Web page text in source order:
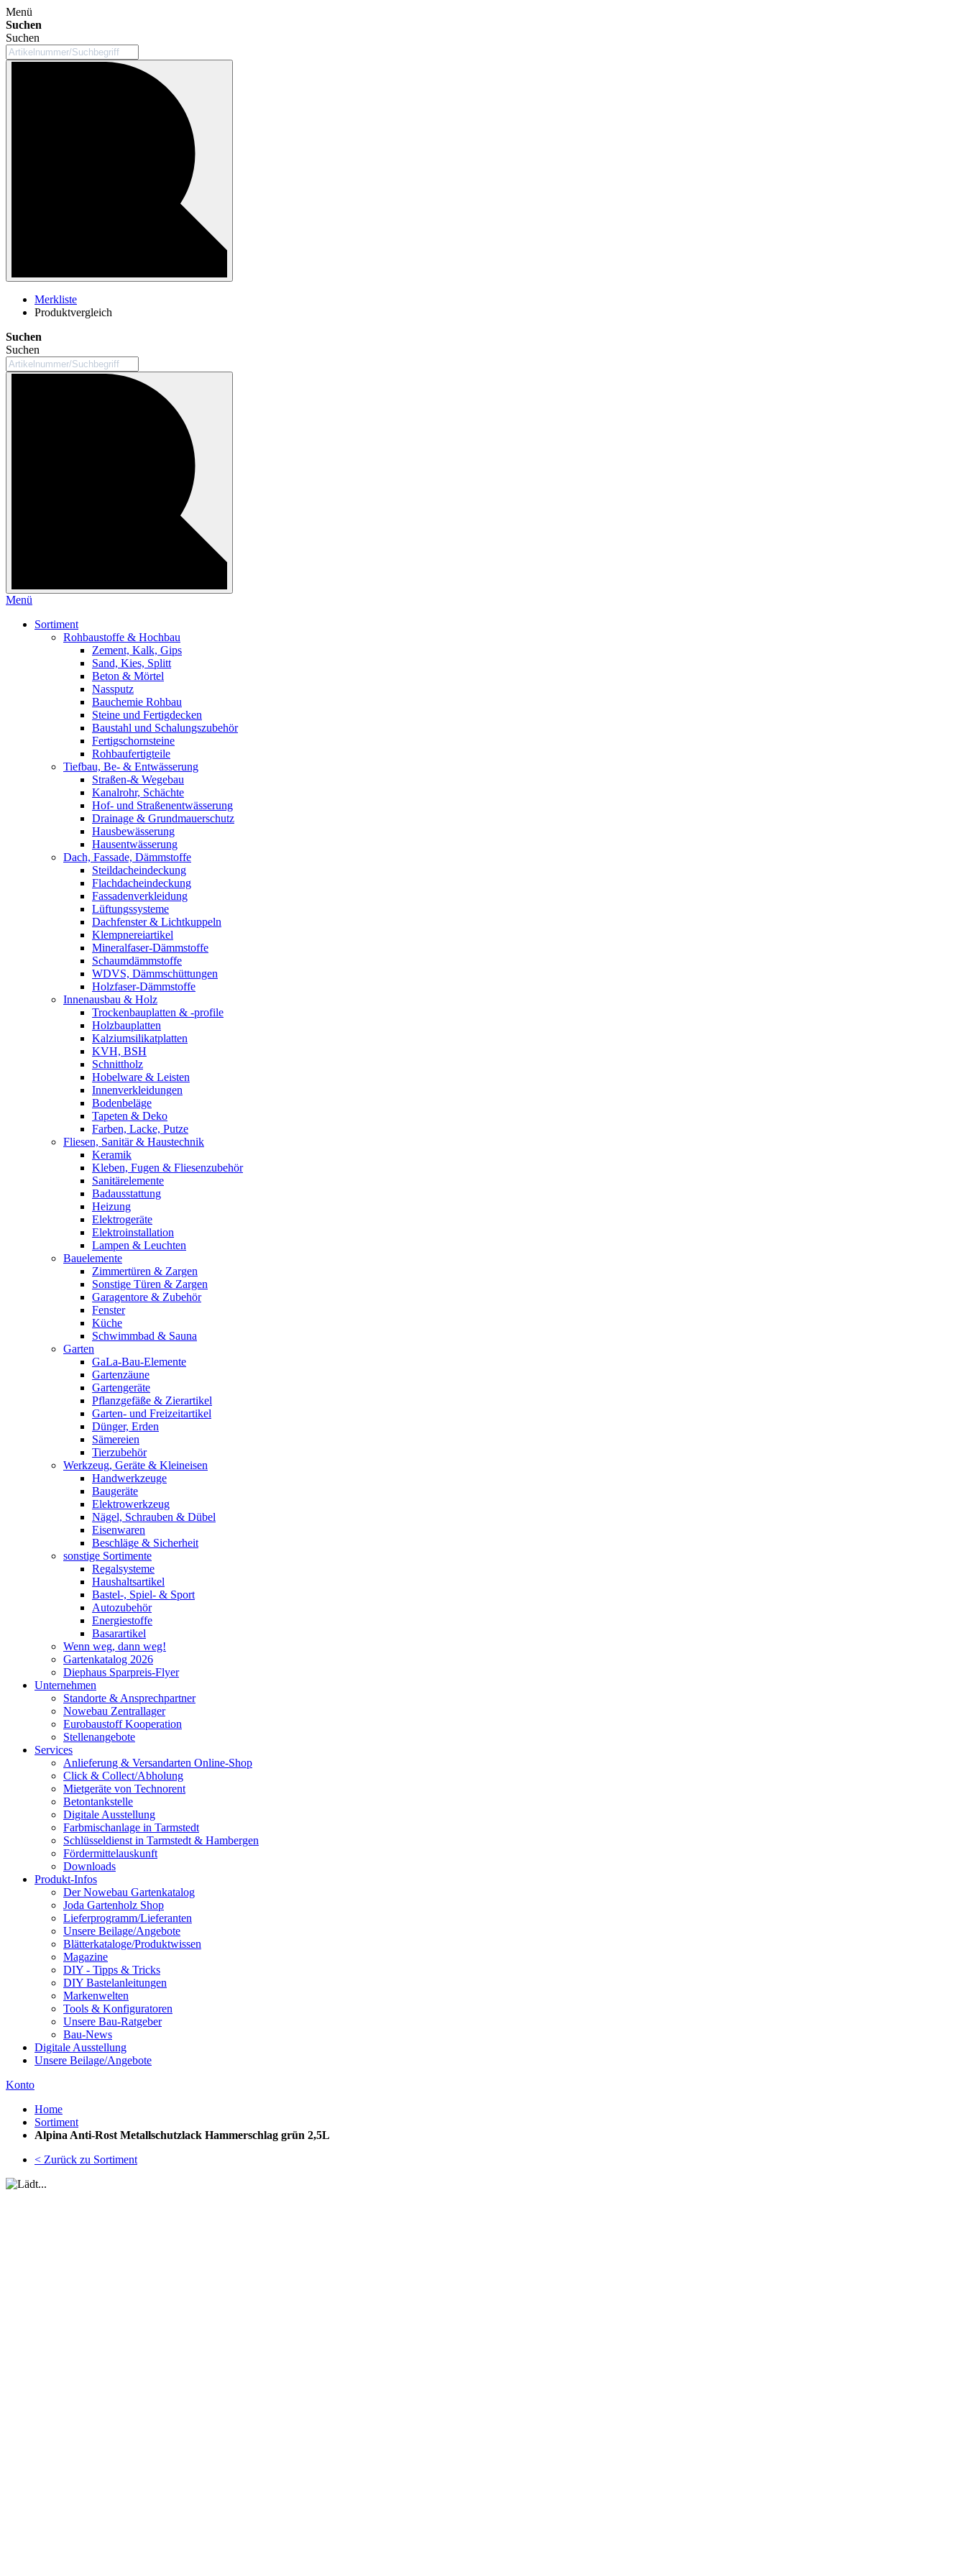
Menü
Suchen
Suchen
Merkliste
Produktvergleich
Suchen
Suchen
Menü
Sortiment
Rohbaustoffe & Hochbau
Zement, Kalk, Gips
Sand, Kies, Splitt
Beton & Mörtel
Nassputz
Bauchemie Rohbau
Steine und Fertigdecken
Baustahl und Schalungszubehör
Fertigschornsteine
Rohbaufertigteile
Tiefbau, Be- & Entwässerung
Straßen-& Wegebau
Kanalrohr, Schächte
Hof- und Straßenentwässerung
Drainage & Grundmauerschutz
Hausbewässerung
Hausentwässerung
Dach, Fassade, Dämmstoffe
Steildacheindeckung
Flachdacheindeckung
Fassadenverkleidung
Lüftungssysteme
Dachfenster & Lichtkuppeln
Klempnereiartikel
Mineralfaser-Dämmstoffe
Schaumdämmstoffe
WDVS, Dämmschüttungen
Holzfaser-Dämmstoffe
Innenausbau & Holz
Trockenbauplatten & -profile
Holzbauplatten
Kalziumsilikatplatten
KVH, BSH
Schnittholz
Hobelware & Leisten
Innenverkleidungen
Bodenbeläge
Tapeten & Deko
Farben, Lacke, Putze
Fliesen, Sanitär & Haustechnik
Keramik
Kleben, Fugen & Fliesenzubehör
Sanitärelemente
Badausstattung
Heizung
Elektrogeräte
Elektroinstallation
Lampen & Leuchten
Bauelemente
Zimmertüren & Zargen
Sonstige Türen & Zargen
Garagentore & Zubehör
Fenster
Küche
Schwimmbad & Sauna
Garten
GaLa-Bau-Elemente
Gartenzäune
Gartengeräte
Pflanzgefäße & Zierartikel
Garten- und Freizeitartikel
Dünger, Erden
Sämereien
Tierzubehör
Werkzeug, Geräte & Kleineisen
Handwerkzeuge
Baugeräte
Elektrowerkzeug
Nägel, Schrauben & Dübel
Eisenwaren
Beschläge & Sicherheit
sonstige Sortimente
Regalsysteme
Haushaltsartikel
Bastel-, Spiel- & Sport
Autozubehör
Energiestoffe
Basarartikel
Wenn weg, dann weg!
Gartenkatalog 2026
Diephaus Sparpreis-Flyer
Unternehmen
Standorte & Ansprechpartner
Nowebau Zentrallager
Eurobaustoff Kooperation
Stellenangebote
Services
Anlieferung & Versandarten Online-Shop
Click & Collect/Abholung
Mietgeräte von Technorent
Betontankstelle
Digitale Ausstellung
Farbmischanlage in Tarmstedt
Schlüsseldienst in Tarmstedt & Hambergen
Fördermittelauskunft
Downloads
Produkt-Infos
Der Nowebau Gartenkatalog
Joda Gartenholz Shop
Lieferprogramm/Lieferanten
Unsere Beilage/Angebote
Blätterkataloge/Produktwissen
Magazine
DIY - Tipps & Tricks
DIY Bastelanleitungen
Markenwelten
Tools & Konfiguratoren
Unsere Bau-Ratgeber
Bau-News
Digitale Ausstellung
Unsere Beilage/Angebote
Konto
Home
Sortiment
Alpina Anti-Rost Metallschutzlack Hammerschlag grün 2,5L
< Zurück zu Sortiment